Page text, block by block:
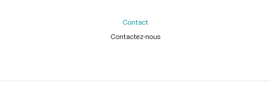
Contact
Contactez-nous
Légal